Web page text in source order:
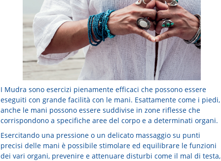
I Mudra sono esercizi pienamente efficaci che possono essere
eseguiti con grande facilità con le mani. Esattamente come i piedi,
anche le mani possono essere suddivise in zone riflesse che
corrispondono a specifiche aree del corpo e a determinati organi.
Esercitando una pressione o un delicato massaggio su punti
precisi delle mani è possibile stimolare ed equilibrare le funzioni
dei vari organi, prevenire e attenuare disturbi come il mal di testa,